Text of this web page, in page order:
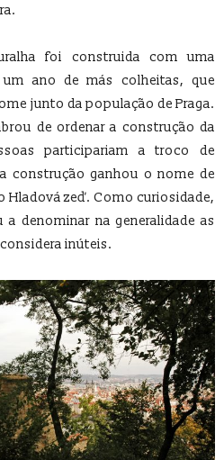
foi construida com uma
um ano de más colheitas, que
junto da população de Praga.
de ordenar a construção da
participariam a troco de
construção ganhou o nome de
Hladová zeď. Como curiosidade,
denominar na generalidade as
inúteis.